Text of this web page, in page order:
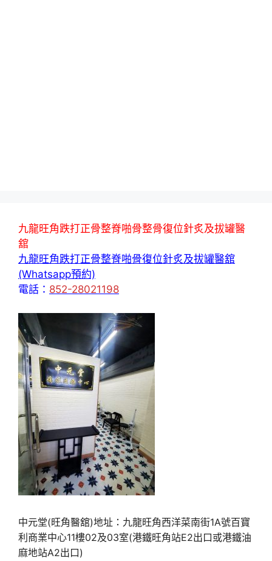
九龍旺角跌打正骨整脊啪骨整骨復位針炙及拔罐醫
舘
九龍旺角跌打正骨整脊啪骨復位針炙及拔罐醫舘
(Whatsapp預約)
電話： 852-28021198
中元堂(旺角醫舘)地址：九龍旺角西洋菜南街1A號百寶
利商業中心11樓02及03室(港鐵旺角站E2出口或港鐵油
麻地站A2出口)